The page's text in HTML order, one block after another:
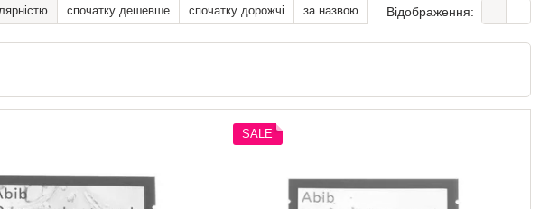
спочатку дешевше спочатку дорожчі за назвою Відображення:
SALE